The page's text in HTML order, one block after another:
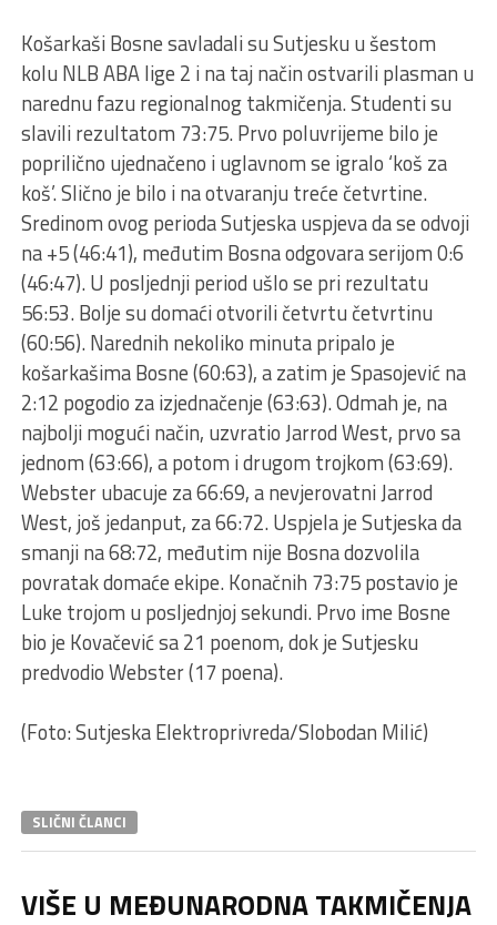
Košarkaši Bosne savladali su Sutjesku u šestom
kolu NLB ABA lige 2 i na taj način ostvarili plasman u
narednu fazu regionalnog takmičenja. Studenti su
slavili rezultatom 73:75. Prvo poluvrijeme bilo je
poprilično ujednačeno i uglavnom se igralo ‘koš za
koš’. Slično je bilo i na otvaranju treće četvrtine.
Sredinom ovog perioda Sutjeska uspjeva da se odvoji
na +5 (46:41), međutim Bosna odgovara serijom 0:6
(46:47). U posljednji period ušlo se pri rezultatu
56:53. Bolje su domaći otvorili četvrtu četvrtinu
(60:56). Narednih nekoliko minuta pripalo je
košarkašima Bosne (60:63), a zatim je Spasojević na
2:12 pogodio za izjednačenje (63:63). Odmah je, na
najbolji mogući način, uzvratio Jarrod West, prvo sa
jednom (63:66), a potom i drugom trojkom (63:69).
Webster ubacuje za 66:69, a nevjerovatni Jarrod
West, još jedanput, za 66:72. Uspjela je Sutjeska da
smanji na 68:72, međutim nije Bosna dozvolila
povratak domaće ekipe. Konačnih 73:75 postavio je
Luke trojom u posljednjoj sekundi. Prvo ime Bosne
bio je Kovačević sa 21 poenom, dok je Sutjesku
predvodio Webster (17 poena).
(Foto: Sutjeska Elektroprivreda/Slobodan Milić)
SLIČNI ČLANCI
VIŠE U MEĐUNARODNA TAKMIČENJA